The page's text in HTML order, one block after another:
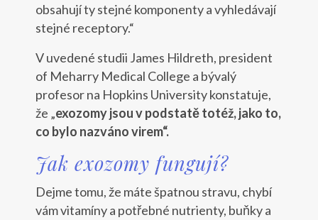
obsahují ty stejné komponenty a vyhledávají
stejné receptory.“
V uvedené studii James Hildreth, president
of Meharry Medical College a bývalý
profesor na Hopkins University konstatuje,
že „exozomy jsou v podstatě totéž, jako to,
co bylo nazváno virem“.
Jak exozomy fungují?
Dejme tomu, že máte špatnou stravu, chybí
vám vitamíny a potřebné nutrienty, buňky a